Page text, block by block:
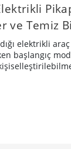
ve Temiz
elektrikli
başlangıç